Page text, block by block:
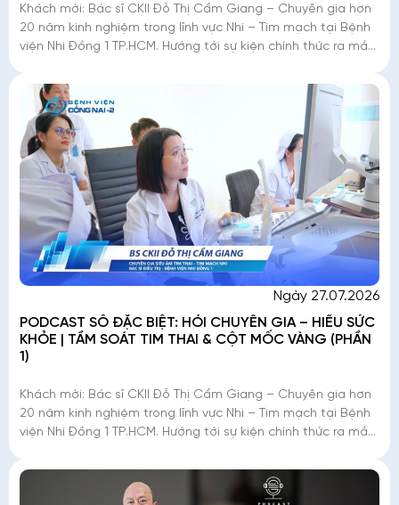
Khách mời: Bác sĩ CKII Đỗ Thị Cẩm Giang – Chuyên gia hơn
20 năm kinh nghiệm trong lĩnh vực Nhi – Tim mạch tại Bệnh
viện Nhi Đồng 1 TP.HCM. Hướng tới sự kiện chính thức ra mắt
Ngày 27.07.2026
PODCAST SỐ ĐẶC BIỆT: HỎI CHUYÊN GIA – HIỂU SỨC
KHỎE | TẦM SOÁT TIM THAI & CỘT MỐC VÀNG (PHẦN
1)
Khách mời: Bác sĩ CKII Đỗ Thị Cẩm Giang – Chuyên gia hơn
20 năm kinh nghiệm trong lĩnh vực Nhi – Tim mạch tại Bệnh
viện Nhi Đồng 1 TP.HCM. Hướng tới sự kiện chính thức ra mắt